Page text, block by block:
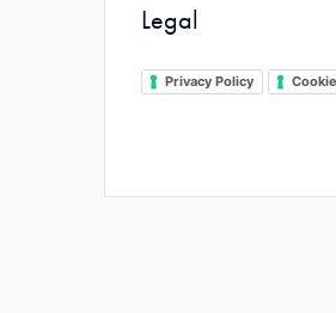
Legal
Privacy Policy